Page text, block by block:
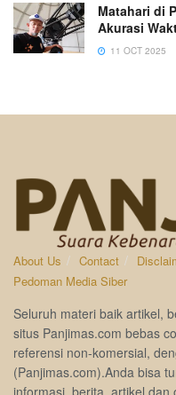
Matahari di
Akurasi
11 OCT 2025
About Us Contact
Pedoman Media Siber
Seluruh materi baik artikel,
situs Panjimas.com bebas
referensi non-komersial,
(Panjimas.com).Anda bisa
informasi, berita, artikel dan